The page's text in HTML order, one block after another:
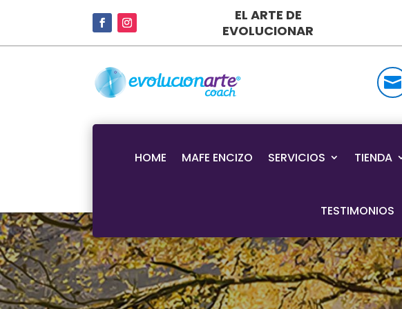
EL ARTE DE
EVOLUCIONAR

HOME MAFE ENCIZO SERVICIOS TIENDA
TESTIMONIOS